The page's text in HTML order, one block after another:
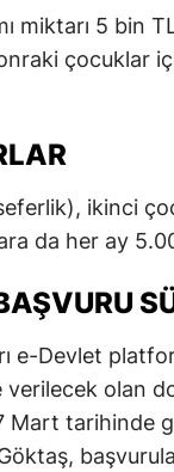
miktarı 5 bin
çocuklar
ikinci
da her ay
e-Devlet
olan
Mart tarihinde